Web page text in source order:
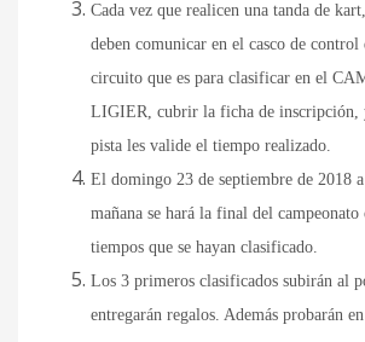
Cada vez que realicen una tanda de
deben comunicar en el casco de control
circuito que es para clasificar en el
LIGIER, cubrir la ficha de inscripción,
pista les valide el tiempo realizado.
El domingo 23 de septiembre de 2018
mañana se hará la final del
tiempos que se hayan clasificado.
Los 3 primeros clasificados subirán al
entregarán regalos. Además probarán